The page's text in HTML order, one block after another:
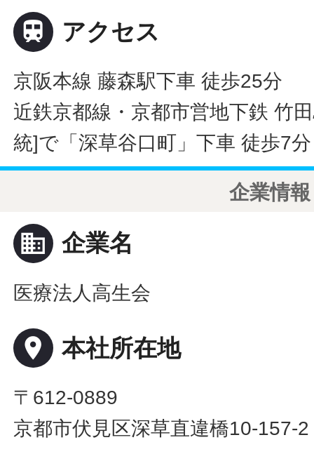
 アクセス
京阪本線 藤森駅下車 徒歩25分
近鉄京都線・京都市営地下鉄 竹
統]で「深草谷口町」下車 徒歩7分
企業情報
business 企業名
医療法人高生会
place 本社所在地
〒612-0889
京都市伏見区深草直違橋10-157-2